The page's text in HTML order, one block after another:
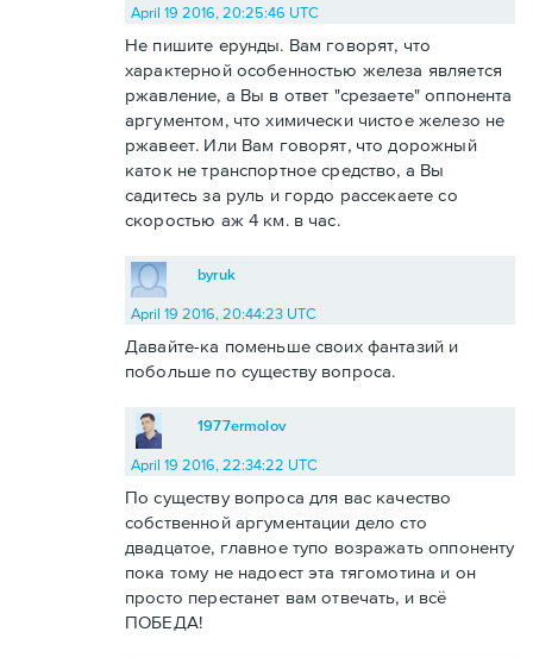
April 19 2016, 20:25:46 UTC
Не пишите ерунды. Вам говорят, что
характерной особенностью железа является
ржавление, а Вы в ответ "срезаете" оппонента
аргументом, что химически чистое железо не
ржавеет. Или Вам говорят, что дорожный
каток не транспортное средство, а Вы
садитесь за руль и гордо рассекаете со
скоростью аж 4 км. в час.
byruk
April 19 2016, 20:44:23 UTC
Давайте-ка поменьше своих фантазий и
побольше по существу вопроса.
1977ermolov
April 19 2016, 22:34:22 UTC
По существу вопроса для вас качество
собственной аргументации дело сто
двадцатое, главное тупо возражать оппоненту
пока тому не надоест эта тягомотина и он
просто перестанет вам отвечать, и всё
ПОБЕДА!